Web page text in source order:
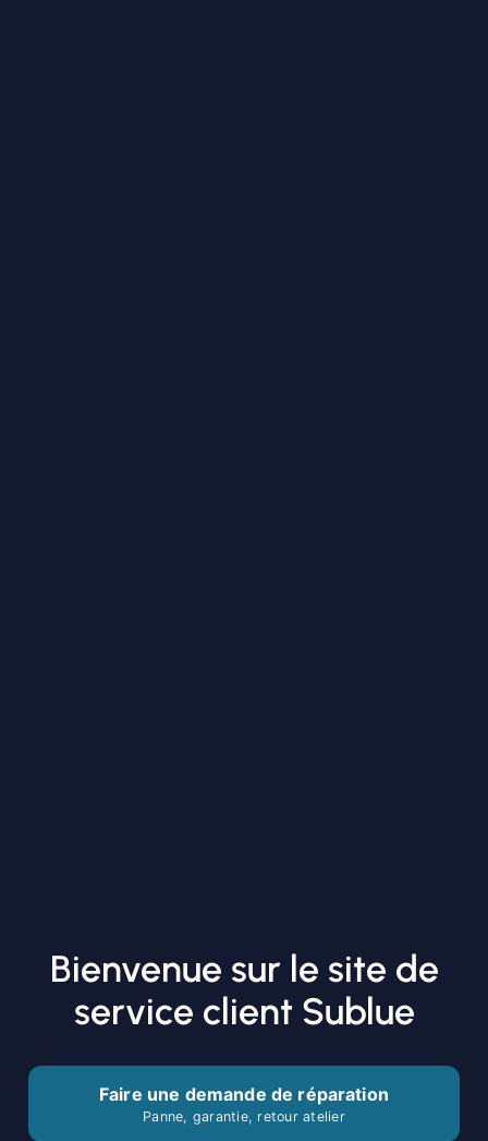
Bienvenue sur le site de
service client Sublue
Faire une demande de réparation
Panne, garantie, retour atelier